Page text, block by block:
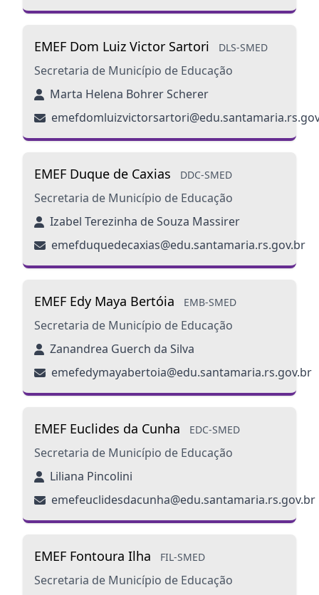
EMEF Dom Luiz Victor Sartori DLS-SMED
Secretaria de Município de Educação
Marta Helena Bohrer Scherer
EMEF Duque de Caxias DDC-SMED
Secretaria de Município de Educação
Izabel Terezinha de Souza Massirer
emefduquedecaxias@edu.santamaria.rs.gov.br
EMEF Edy Maya Bertóia EMB-SMED
Secretaria de Município de Educação
Zanandrea Guerch da Silva
emefedymayabertoia@edu.santamaria.rs.gov.br
EMEF Euclides da Cunha EDC-SMED
Secretaria de Município de Educação
Liliana Pincolini
emefeuclidesdacunha@edu.santamaria.rs.gov.br
EMEF Fontoura Ilha FIL-SMED
Secretaria de Município de Educação